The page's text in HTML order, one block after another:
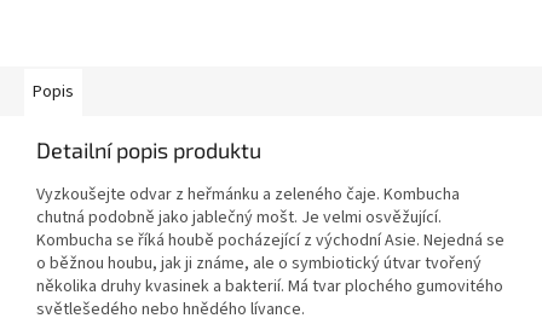
Popis
Detailní popis produktu
Vyzkoušejte odvar z heřmánku a zeleného čaje. Kombucha
chutná podobně jako jablečný mošt. Je velmi osvěžující.
Kombucha se říká houbě pocházející z východní Asie. Nejedná se
o běžnou houbu, jak ji známe, ale o symbiotický útvar tvořený
několika druhy kvasinek a bakterií. Má tvar plochého gumovitého
světlešedého nebo hnědého lívance.